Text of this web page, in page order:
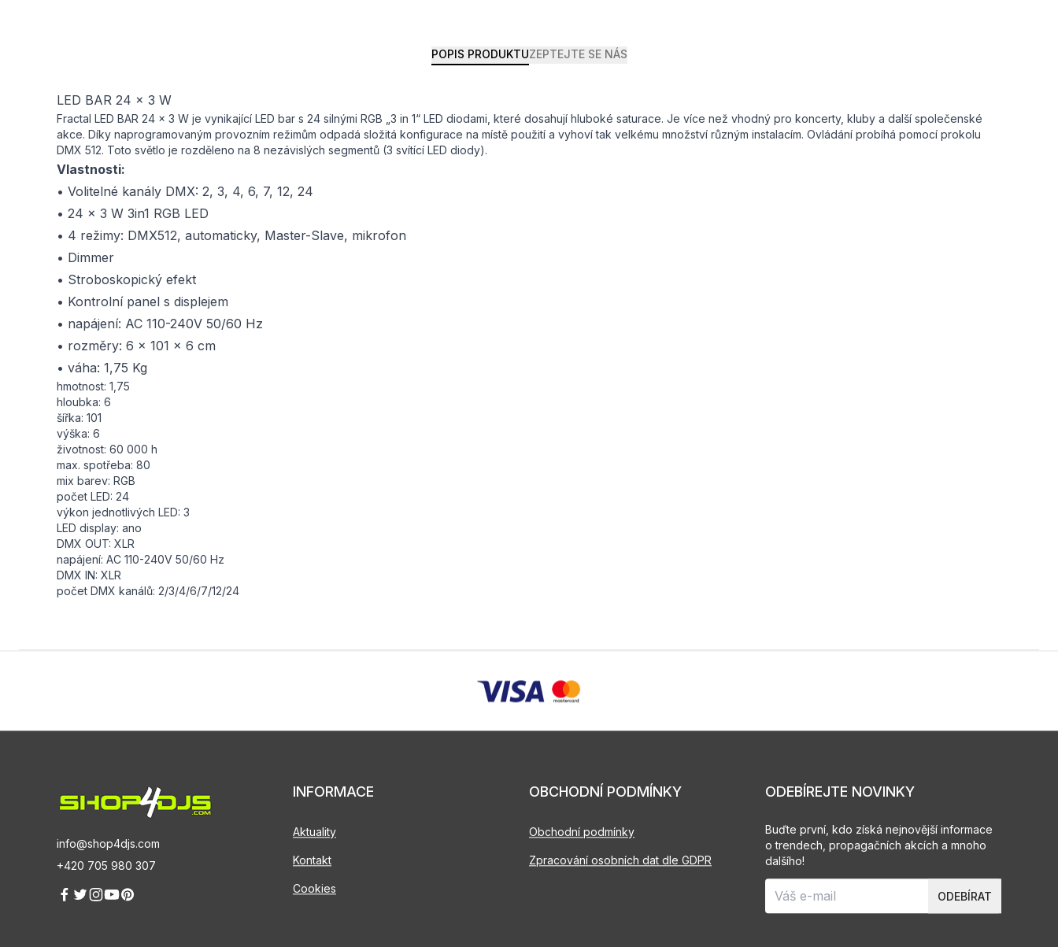
POPIS PRODUKTUZEPTEJTE SE NÁS
LED BAR 24 x 3 W
Fractal LED BAR 24 x 3 W je vynikající LED bar s 24 silnými RGB „3 in 1“ LED diodami, které dosahují hluboké saturace. Je více než vhodný pro koncerty, kluby a další společenské
akce. Díky naprogramovaným provozním režimům odpadá složitá konfigurace na místě použití a vyhoví tak velkému množství různým instalacím. Ovládání probíhá pomocí prokolu
DMX 512. Toto světlo je rozděleno na 8 nezávislých segmentů (3 svítící LED diody).
Vlastnosti:
• Volitelné kanály DMX: 2, 3, 4, 6, 7, 12, 24
• 24 x 3 W 3in1 RGB LED
• 4 režimy: DMX512, automaticky, Master-Slave, mikrofon
• Dimmer
• Stroboskopický efekt
• Kontrolní panel s displejem
• napájení: AC 110-240V 50/60 Hz
• rozměry: 6 x 101 x 6 cm
• váha: 1,75 Kg
hmotnost: 1,75
hloubka: 6
šířka: 101
výška: 6
životnost: 60 000 h
max. spotřeba: 80
mix barev: RGB
počet LED: 24
výkon jednotlivých LED: 3
LED display: ano
DMX OUT: XLR
napájení: AC 110-240V 50/60 Hz
DMX IN: XLR
počet DMX kanálů: 2/3/4/6/7/12/24
info@shop4djs.com
+420 705 980 307
INFORMACE
Aktuality
Kontakt
Cookies
OBCHODNÍ PODMÍNKY
Obchodní podmínky
Zpracování osobních dat dle GDPR
ODEBÍREJTE NOVINKY
Buďte první, kdo získá nejnovější informace
o trendech, propagačních akcích a mnoho
dalšího!
ODEBÍRAT